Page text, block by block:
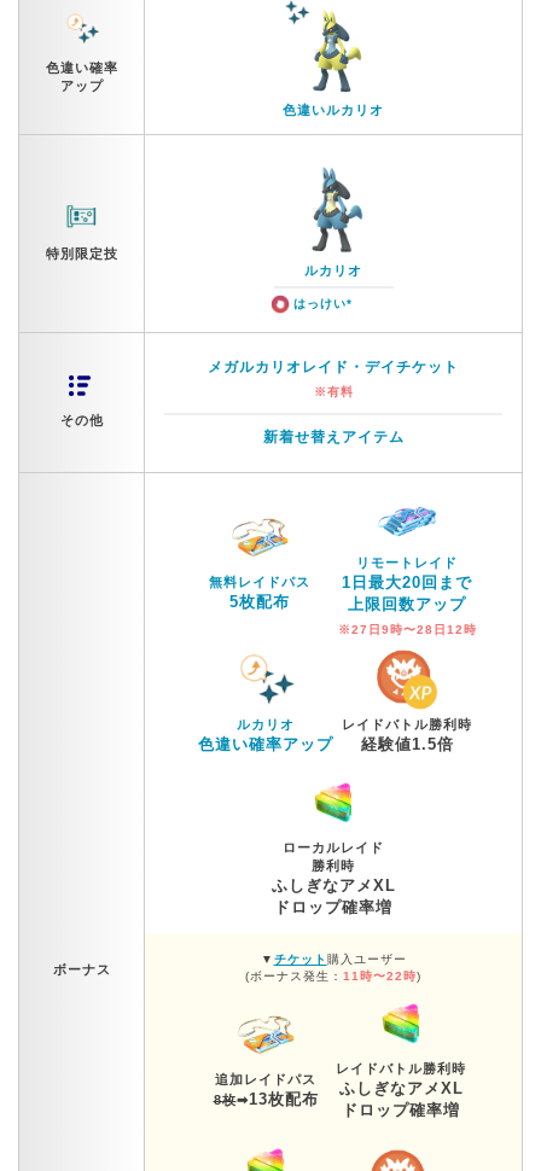
色違い確率
アップ
色違いルカリオ
特別限定技
ルカリオ
はっけい*
その他
メガルカリオレイド・デイチケット
※有料
新着せ替えアイテム
ボーナス
無料レイドパス
5枚配布
リモートレイド
1日最大20回まで
上限回数アップ
※27日9時〜28日12時
ルカリオ
色違い確率アップ
レイドバトル勝利時
経験値1.5倍
ローカルレイド
勝利時
ふしぎなアメXL
ドロップ確率増
▼ チケット 購入ユーザー
(ボーナス発生： 11時〜22時)
追加レイドパス
8枚➡︎13枚配布
レイドバトル勝利時
ふしぎなアメXL
ドロップ確率増